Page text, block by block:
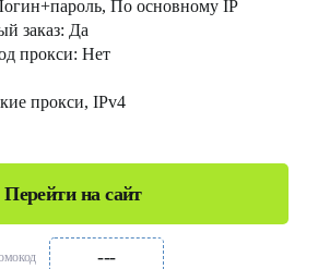
По основному IP
заказ: Да
прокси: Нет
прокси, IPv4
Перейти на сайт
---